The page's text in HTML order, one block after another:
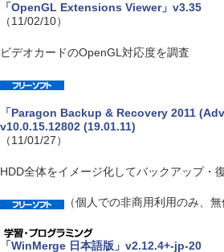
「OpenGL Extensions Viewer」v3.35
（11/02/10）
ビデオカードのOpenGL対応度を調査
「Paragon Backup & Recovery 2011
v10.0.15.12802 (19.01.11)
（11/01/27）
HDD全体をイメージ化してバックアップ・
（個人での非商用利用のみ、
「WinMerge 日本語版」v2.12.4+-jp-20